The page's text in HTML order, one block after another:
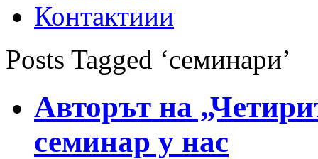
Контактиии
Posts Tagged ‘семинари’
Авторът на
семинар у нас